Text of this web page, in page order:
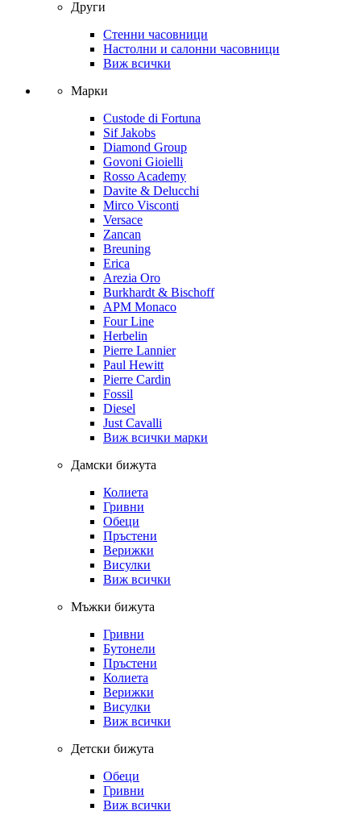
Други
Стенни часовници
Настолни и салонни часовници
Виж всички
Марки
Custode di Fortuna
Sif Jakobs
Diamond Group
Govoni Gioielli
Rosso Academy
Davite & Delucchi
Mirco Visconti
Versace
Zancan
Breuning
Erica
Arezia Oro
Burkhardt & Bischoff
APM Monaco
Four Line
Herbelin
Pierre Lannier
Paul Hewitt
Pierre Cardin
Fossil
Diesel
Just Cavalli
Виж всички марки
Дамски бижута
Колиета
Гривни
Обеци
Пръстени
Верижки
Висулки
Виж всички
Мъжки бижута
Гривни
Бутонели
Пръстени
Колиета
Верижки
Висулки
Виж всички
Детски бижута
Обеци
Гривни
Виж всички